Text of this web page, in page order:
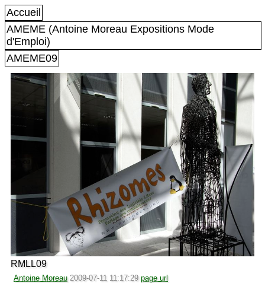
Accueil
AMEME (Antoine Moreau Expositions Mode
d'Emploi)
AMEME09
RMLL09
Antoine Moreau 2009-07-11 11:17:29 page url